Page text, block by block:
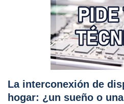
La interconexión de
hogar: ¿un sueño o